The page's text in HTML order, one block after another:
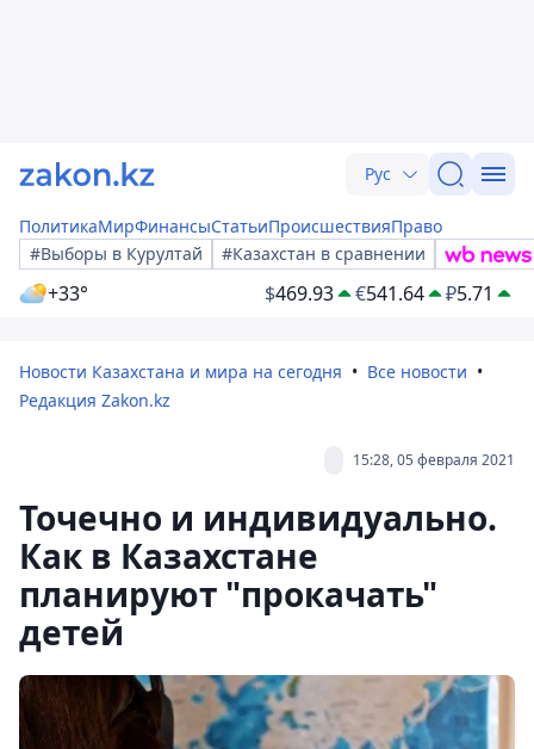
Рус
ПолитикаМирФинансыСтатьиПроисшествияПраво
#Выборы в Курултай
#Казахстан в сравнении
+33° $469.93 €541.64 ₽5.71
Новости Казахстана и мира на сегодня
Все новости
Редакция Zakon.kz
15:28, 05 февраля 2021
Точечно и индивидуально.
Как в Казахстане
планируют "прокачать"
детей